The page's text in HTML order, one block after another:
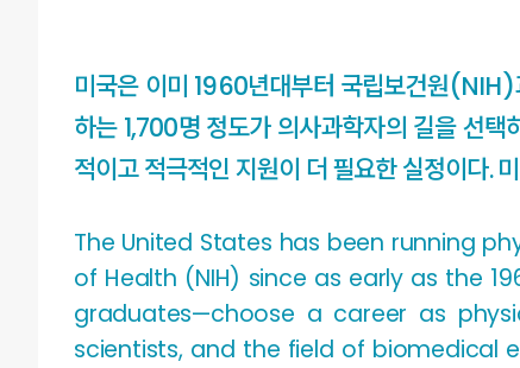
미국은 이미 1960년대부터 국립보건원(NIH)
하는 1,700명 정도가 의사과학자의 길을 선
적이고 적극적인 지원이 더 필요한 실정이다.
The United States has been running
of Health (NIH) since as early as the
graduates—choose a career as
scientists, and the field of biomedical